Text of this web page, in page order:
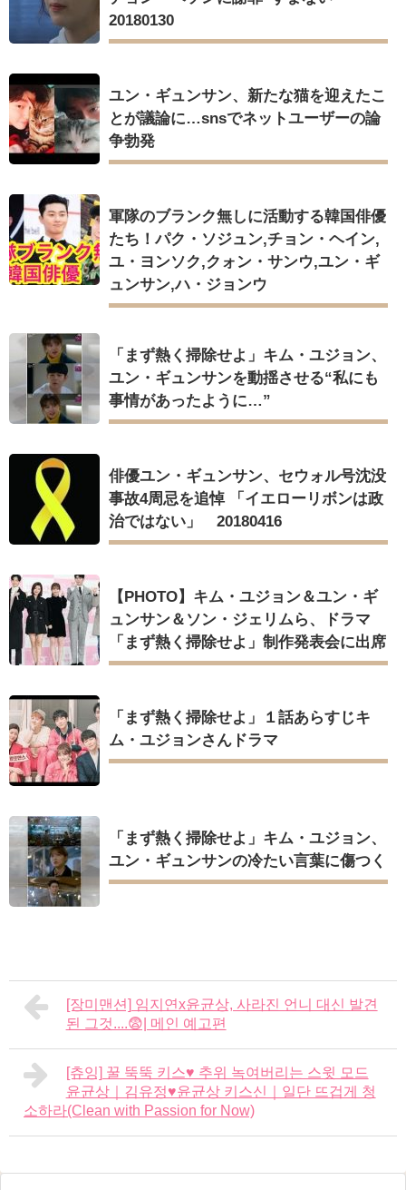
20180130
ユン・ギュンサン、新たな猫を迎えたこ
とが議論に…snsでネットユーザーの論
争勃発
軍隊のブランク無しに活動する韓国俳優
たち！パク・ソジュン,チョン・ヘイン,
ユ・ヨンソク,クォン・サンウ,ユン・ギ
ュンサン,ハ・ジョンウ
「まず熱く掃除せよ」キム・ユジョン、
ユン・ギュンサンを動揺させる“私にも
事情があったように…”
俳優ユン・ギュンサン、セウォル号沈没
事故4周忌を追悼 「イエローリボンは政
治ではない」 20180416
【PHOTO】キム・ユジョン＆ユン・ギ
ュンサン＆ソン・ジェリムら、ドラマ
「まず熱く掃除せよ」制作発表会に出席
「まず熱く掃除せよ」１話あらすじキ
ム・ユジョンさんドラマ
「まず熱く掃除せよ」キム・ユジョン、
ユン・ギュンサンの冷たい言葉に傷つく
[장미맨션] 임지연x윤균상, 사라진 언니 대신 발견
된 그것....😨| 메인 예고편
[츄잉] 꿀 뚝뚝 키스♥️ 추위 녹여버리는 스윗 모드
윤균상｜김유정♥윤균상 키스신｜일단 뜨겁게 청
소하라(Clean with Passion for Now)